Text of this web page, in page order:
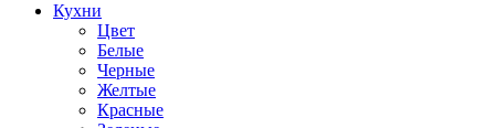
Кухни
Цвет
Белые
Черные
Желтые
Красные